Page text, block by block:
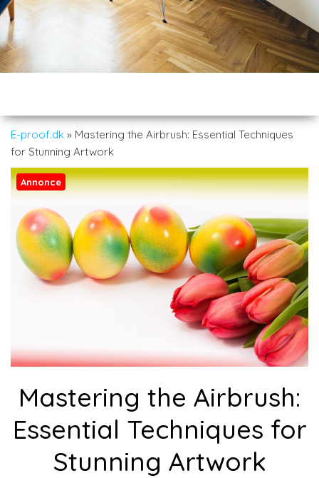
E-proof.dk » Mastering the Airbrush: Essential Techniques
for Stunning Artwork
Annonce
Mastering the Airbrush:
Essential Techniques for
Stunning Artwork